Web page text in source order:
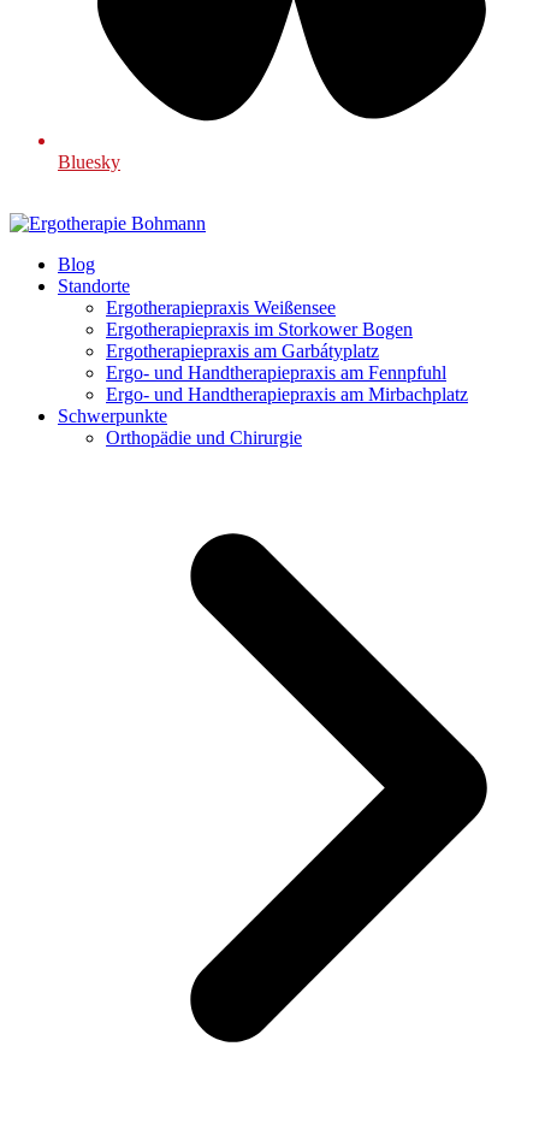
Bluesky
Blog
Standorte
Ergotherapiepraxis Weißensee
Ergotherapiepraxis im Storkower Bogen
Ergotherapiepraxis am Garbátyplatz
Ergo- und Handtherapiepraxis am Fennpfuhl
Ergo- und Handtherapiepraxis am Mirbachplatz
Schwerpunkte
Orthopädie und Chirurgie